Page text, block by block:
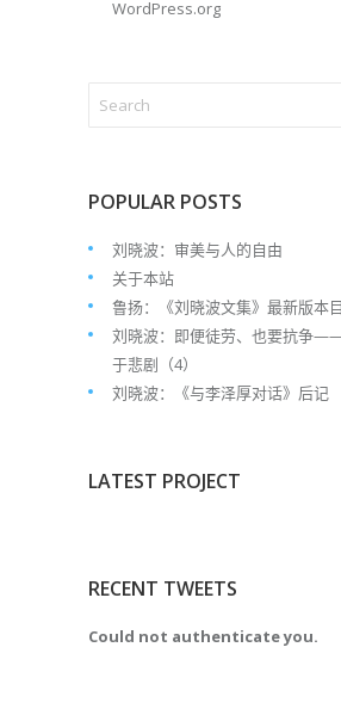
WordPress.org
POPULAR POSTS
刘晓波：审美与人的自由
关于本站
鲁扬：《刘晓波文集》最新版本
刘晓波：即便徒劳、也要抗争
于悲剧（4）
刘晓波：《与李泽厚对话》后记
LATEST PROJECT
RECENT TWEETS
Could not authenticate you.